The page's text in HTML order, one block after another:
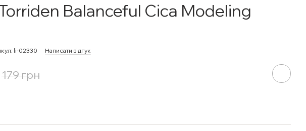
Balanceful Cica Modeling
li-02330 Написати відгук
179 грн